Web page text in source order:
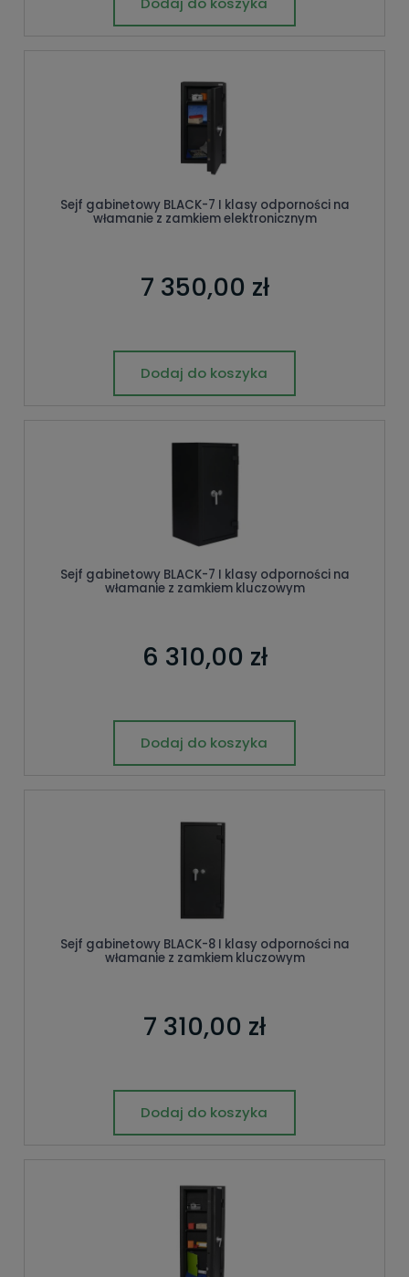
Sejf gabinetowy BLACK-7 I klasy odporności na
włamanie z zamkiem elektronicznym
7 350,00 zł
Dodaj do koszyka
Sejf gabinetowy BLACK-7 I klasy odporności na
włamanie z zamkiem kluczowym
6 310,00 zł
Dodaj do koszyka
Sejf gabinetowy BLACK-8 I klasy odporności na
włamanie z zamkiem kluczowym
7 310,00 zł
Dodaj do koszyka